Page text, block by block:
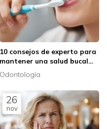
10 consejos de experto para
mantener una salud bucal
impecable
Odontología
26
nov